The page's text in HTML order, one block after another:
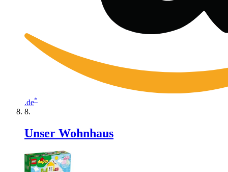
.de*
Unser Wohnhaus